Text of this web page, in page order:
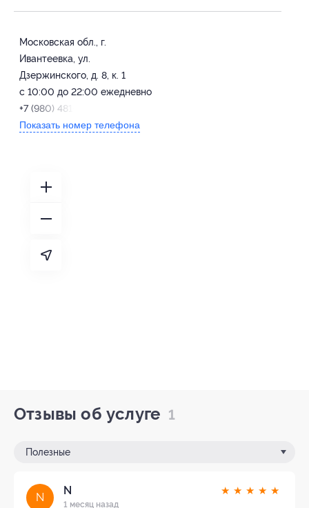
Московская обл., г.
Ивантеевка, ул.
Дзержинского, д. 8, к. 1
с 10:00 до 22:00 ежедневно
+7 (980) 481-24-28
Показать номер телефона
Отзывы об услуге 1
Полезные
N
N
1 месяц назад
★ ★ ★ ★ ★